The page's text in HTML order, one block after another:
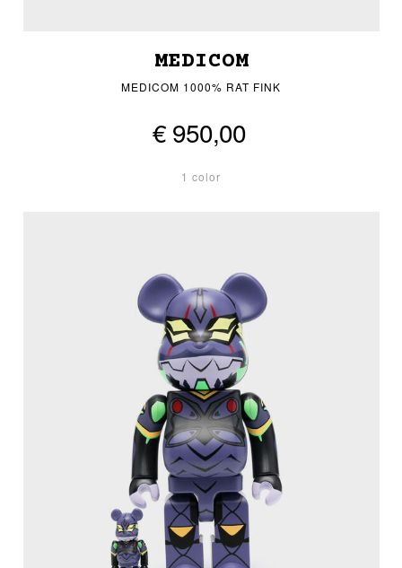
MEDICOM
MEDICOM 1000% RAT FINK
€ 950,00
1 color